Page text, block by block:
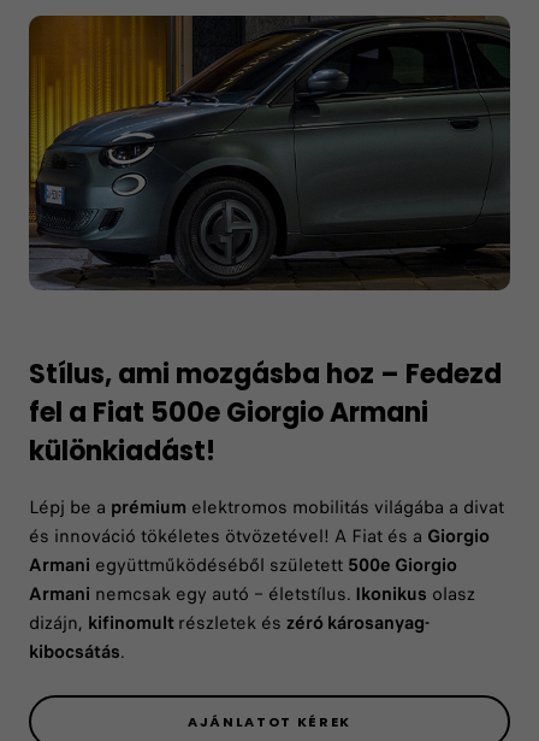
Legyen a Tiéd most
kedvezményes áron
15 990 000 Ft-ért! *
Stílus, ami mozgásba hoz – Fedezd
fel a Fiat 500e Giorgio Armani
különkiadást!
Lépj be a prémium elektromos mobilitás világába a divat
és innováció tökéletes ötvözetével! A Fiat és a Giorgio
Armani együttműködéséből született 500e Giorgio
Armani nemcsak egy autó – életstílus. Ikonikus olasz
dizájn, kifinomultrészletek és zéró károsanyag-
kibocsátás.
AJÁNLATOT KÉREK